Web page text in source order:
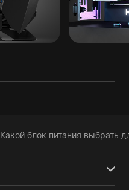
Какой блок питания выбрать